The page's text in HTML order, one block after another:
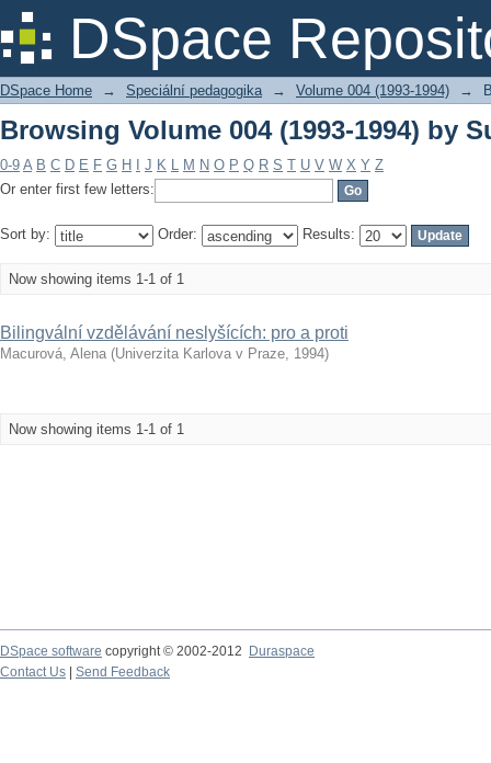
DSpace
Browsing Volume 004 (1993-1994) by
DSpace Home → Speciální pedagogika → Volume 004 (1993-1994) →
Browsing Volume 004 (1993-1994) by
0-9 A B C D E F G H J K L M N O P Q R S T U V W X Y Z
Or enter first few letters:
Sort by: Order: Results:
Now showing items 1-1 of 1
Bilingvální vzdělávání neslyšících: pro a proti
Macurová, Alena (Univerzita Karlova v Praze, 1994)
Now showing items 1-1 of 1
DSpace software copyright © 2002-2012
Duraspace
Contact Us
Send Feedback